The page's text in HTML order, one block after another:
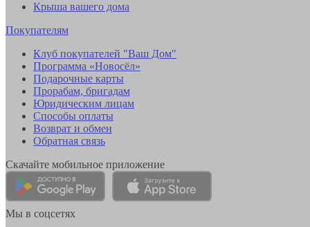
Крыша вашего дома
Покупателям
Клуб покупателей "Ваш Дом"
Программа «Новосёл»
Подарочные карты
Прорабам, бригадам
Юридическим лицам
Способы оплаты
Возврат и обмен
Обратная связь
Скачайте мобильное приложение
Мы в соцсетях